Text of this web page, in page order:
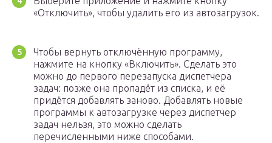
«Отключить», чтобы удалить его из автозагрузок.
Чтобы вернуть отключённую программу,
нажмите на кнопку «Включить». Сделать это
можно до первого перезапуска диспетчера
задач: позже она пропадёт из списка, и её
придётся добавлять заново. Добавлять новые
программы к автозагрузке через диспетчер
задач нельзя, это можно сделать
перечисленными ниже способами.